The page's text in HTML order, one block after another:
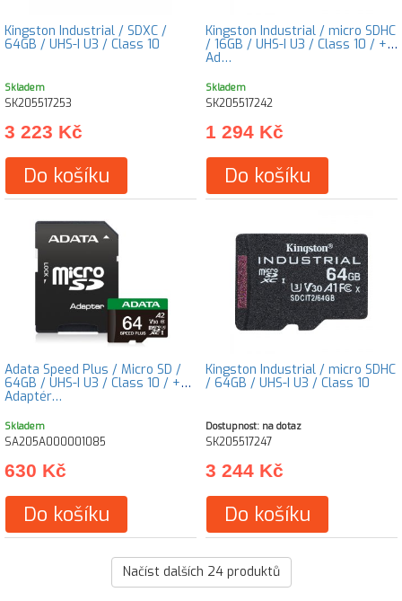
Kingston Industrial / SDXC /
64GB / UHS-I U3 / Class 10
Skladem
SK205517253
3 223 Kč
Do košíku
Kingston Industrial / micro SDHC
/ 16GB / UHS-I U3 / Class 10 / +
Ad…
Skladem
SK205517242
1 294 Kč
Do košíku
Adata Speed Plus / Micro SD /
64GB / UHS-I U3 / Class 10 / +
Adaptér…
Skladem
SA205A000001085
630 Kč
Do košíku
Kingston Industrial / micro SDHC
/ 64GB / UHS-I U3 / Class 10
Dostupnost: na dotaz
SK205517247
3 244 Kč
Do košíku
Načíst dalších 24produktů